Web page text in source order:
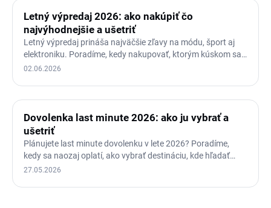
Letný výpredaj 2026: ako nakúpiť čo
najvýhodnejšie a ušetriť
Letný výpredaj prináša najväčšie zľavy na módu, šport aj
elektroniku. Poradíme, kedy nakupovať, ktorým kúskom sa
vyhnúť…
02.06.2026
Dovolenka last minute 2026: ako ju vybrať a
ušetriť
Plánujete last minute dovolenku v lete 2026? Poradíme,
kedy sa naozaj oplatí, ako vybrať destináciu, kde hľadať
ponuky…
27.05.2026